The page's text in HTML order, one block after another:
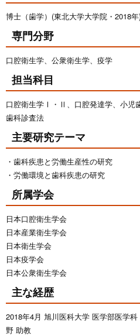
博士（歯学）(東北大学大学院・2018
専門分野
口腔衛生学、公衆衛生学、疫学
担当科目
口腔衛生学Ⅰ・Ⅱ、口腔発達学、小児
歯科診査法
主要研究テーマ
・歯科疾患と労働生産性の研究
・労働環境と歯科疾患の研究
所属学会
日本口腔衛生学会
日本産業衛生学会
日本衛生学会
日本疫学会
日本公衆衛生学会
主な経歴
2018年4月 旭川医科大学 医学部医学
野 助教